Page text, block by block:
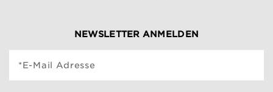
NEWSLETTER ANMELDEN
*E-Mail Adresse